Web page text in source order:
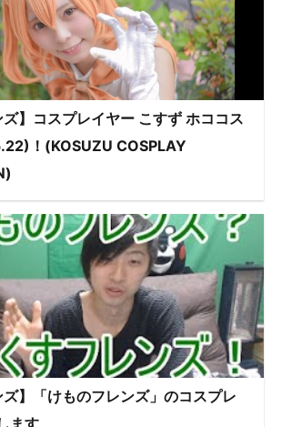
ズ】コスプレイヤー こすず ホココス
！(KOSUZU COSPLAY
ズ】「けものフレンズ」のコスプレ
ます